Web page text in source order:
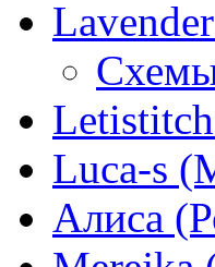
Luca-s
Алиса